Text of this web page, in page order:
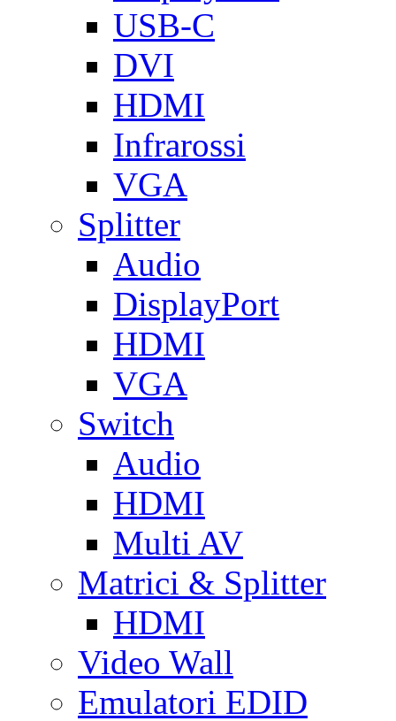
USB-C
DVI
HDMI
Infrarossi
VGA
Splitter
Audio
DisplayPort
HDMI
VGA
Switch
Audio
HDMI
Multi AV
Matrici & Splitter
HDMI
Video Wall
Emulatori EDID